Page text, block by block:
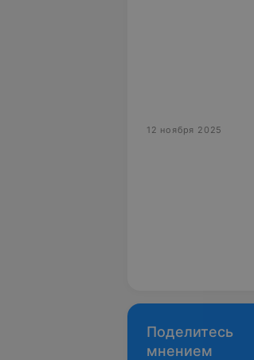
12 ноября 2025
Поделитесь
мнением